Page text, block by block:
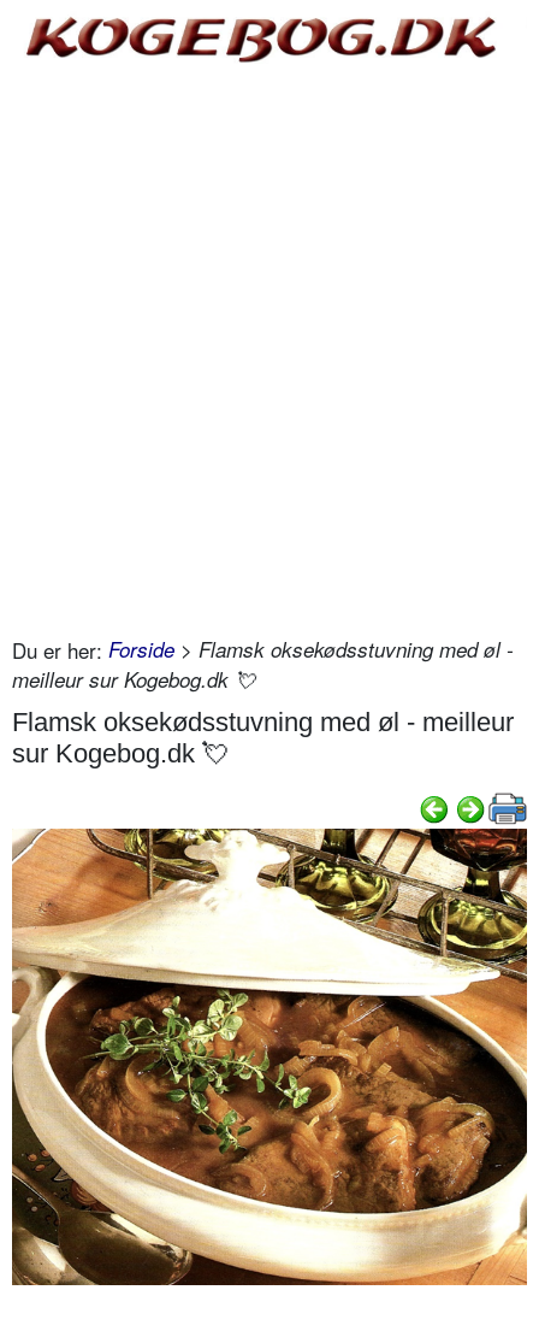
Du er her: Forside > Flamsk oksekødsstuvning med øl -
meilleur sur Kogebog.dk 💘
Flamsk oksekødsstuvning med øl - meilleur
sur Kogebog.dk 💘